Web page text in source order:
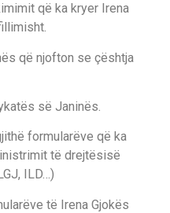
që ka kryer Irena
që njofton se çështja
së Janinës.
formularëve që ka
të drejtësisë
ILD…)
të Irena Gjokës